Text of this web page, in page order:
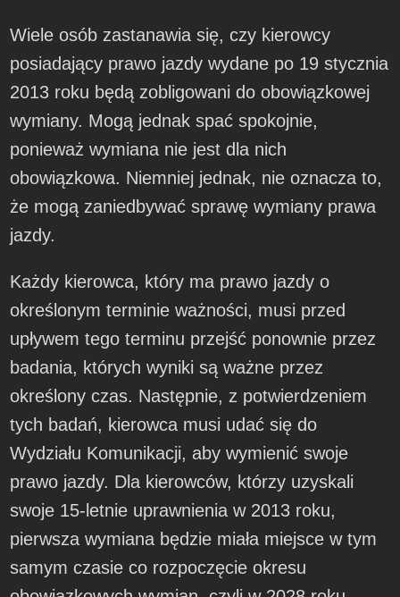
Wiele osób zastanawia się, czy kierowcy
posiadający prawo jazdy wydane po 19 stycznia
2013 roku będą zobligowani do obowiązkowej
wymiany. Mogą jednak spać spokojnie,
ponieważ wymiana nie jest dla nich
obowiązkowa. Niemniej jednak, nie oznacza to,
że mogą zaniedbywać sprawę wymiany prawa
jazdy.
Każdy kierowca, który ma prawo jazdy o
określonym terminie ważności, musi przed
upływem tego terminu przejść ponownie przez
badania, których wyniki są ważne przez
określony czas. Następnie, z potwierdzeniem
tych badań, kierowca musi udać się do
Wydziału Komunikacji, aby wymienić swoje
prawo jazdy. Dla kierowców, którzy uzyskali
swoje 15-letnie uprawnienia w 2013 roku,
pierwsza wymiana będzie miała miejsce w tym
samym czasie co rozpoczęcie okresu